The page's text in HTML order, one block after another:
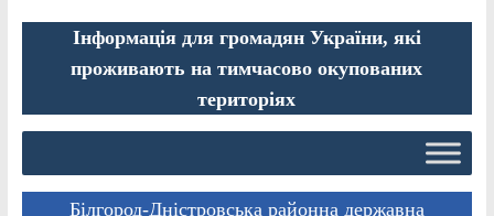
Інформація для громадян України, які
проживають на тимчасово окупованих
територіях
Білгород-Дністровська районна державна